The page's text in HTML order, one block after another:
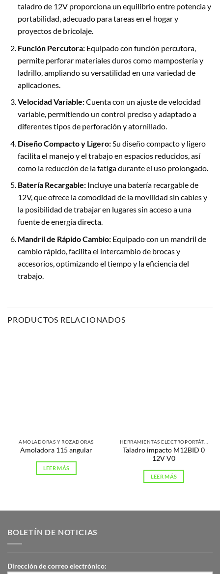
taladro de 12V proporciona un equilibrio entre potencia y
portabilidad, adecuado para tareas en el hogar y
proyectos de bricolaje.
Función Percutora:Equipado con función percutora,
permite perforar materiales duros como mampostería y
ladrillo, ampliando su versatilidad en una variedad de
aplicaciones.
Velocidad Variable:Cuenta con un ajuste de velocidad
variable, permitiendo un control preciso y adaptado a
diferentes tipos de perforación y atornillado.
Diseño Compacto y Ligero:Su diseño compacto y ligero
facilita el manejo y el trabajo en espacios reducidos, así
como la reducción de la fatiga durante el uso prolongado.
Batería Recargable:Incluye una batería recargable de
12V, que ofrece la comodidad de la movilidad sin cables y
la posibilidad de trabajar en lugares sin acceso a una
fuente de energía directa.
Mandril de Rápido Cambio:Equipado con un mandril de
cambio rápido, facilita el intercambio de brocas y
accesorios, optimizando el tiempo y la eficiencia del
trabajo.
PRODUCTOS RELACIONADOS
AMOLADORAS Y ROZADORAS
Amoladora 115 angular
LEER MÁS
Taladro impacto M12BID 0
12V V0
LEER MÁS
BOLETÍN DE NOTICIAS
Dirección de correo electrónico: